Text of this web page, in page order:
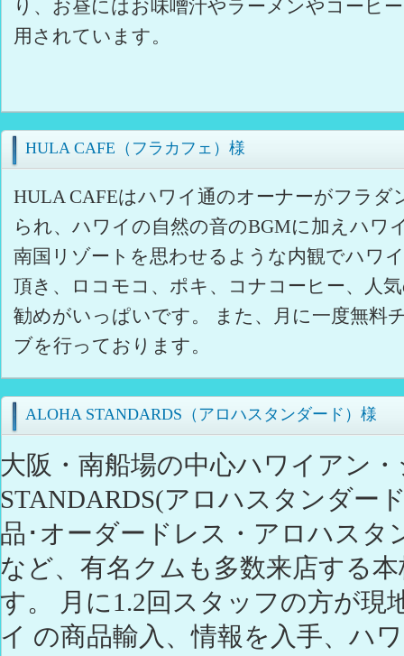
り、お昼にはお味噌汁やラーメンやコーヒ
用されています。
HULA CAFE（フラカフェ）様
HULA CAFEはハワイ通のオーナーがフラ
られ、ハワイの自然の音のBGMに加えハワ
南国リゾートを思わせるような内観でハワ
頂き、ロコモコ、ポキ、コナコーヒー、人
勧めがいっぱいです。 また、月に一度無料
ブを行っております。
ALOHA STANDARDS（アロハスタンダード）様
大阪・南船場の中心ハワイアン
STANDARDS(アロハスタンダー
品･オーダードレス・アロハスタ
など、有名クムも多数来店する
す。 月に1.2回スタッフの方が現
イ の商品輸入、情報を入手、ハ